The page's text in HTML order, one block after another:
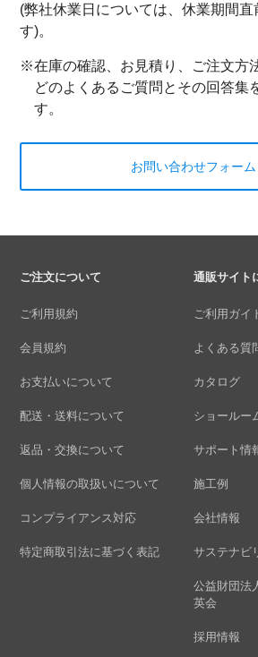
(弊社休業日については、休業期間直
す)。
※在庫の確認、お見積り、ご注文方
どのよくあるご質問とその回答集
す。
お問い合わせフォーム
ご注文について
ご利用規約
会員規約
お支払いについて
配送・送料について
返品・交換について
個人情報の取扱いについて
コンプライアンス対応
特定商取引法に基づく表記
通販サイト
ご利用ガイ
よくある質
カタログ
ショールー
サポート情
施工例
会社情報
サステナビ
公益財団法
英会
採用情報